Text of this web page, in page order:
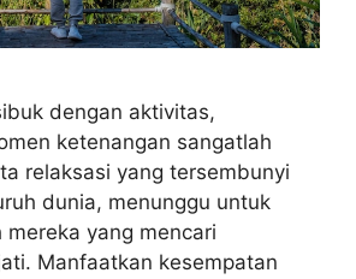
dengan aktivitas,
ketenangan sangatlah
relaksasi yang tersembunyi
dunia, menunggu untuk
yang mencari
Manfaatkan kesempatan